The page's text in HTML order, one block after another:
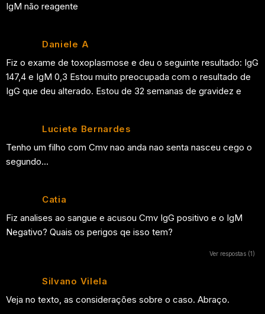
IgM não reagente
Daniele A
Fiz o exame de toxoplasmose e deu o seguinte resultado: IgG
147,4 e IgM 0,3 Estou muito preocupada com o resultado de
IgG que deu alterado. Estou de 32 semanas de gravidez e
Luciete Bernardes
Tenho um filho com Cmv nao anda nao senta nasceu cego o
segundo…
Catia
Fiz analises ao sangue e acusou Cmv IgG positivo e o IgM
Negativo? Quais os perigos qe isso tem?
Ver respostas (1)
Silvano Vilela
Veja no texto, as considerações sobre o caso. Abraço.